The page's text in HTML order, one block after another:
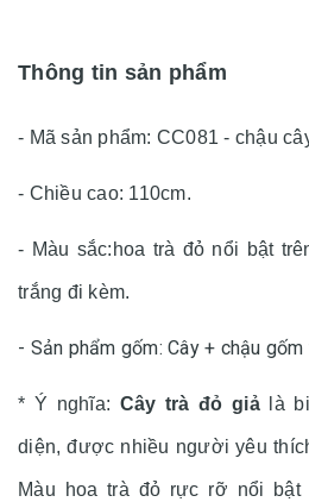
Thông tin sản phẩm
- Mã sản phẩm: CC081 - chậu
- Chiều cao: 110cm.
- Màu sắc:hoa trà đỏ nổi bật
trắng đi kèm.
- Sản phẩm gốm: Cây + chậu gốm
* Ý nghĩa: Cây trà đỏ giảlà
diện, được nhiều người yêu
Màu hoa trà đỏ rực rỡ nổi bật